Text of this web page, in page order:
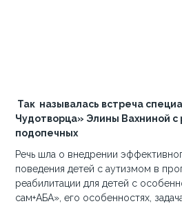
Так называлась встреча
Чудотворца» Элины Вахниной с
подопечных
Речь шла о внедрении
поведения детей с аутизмом в
реабилитации для детей с
сам+АБА», его особенностях,